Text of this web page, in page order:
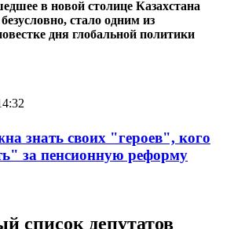
в новой столице Казахстана
стало одним из
дня глобальной политики
знать своих "героев", кого
за пенсионную реформу
список депутатов